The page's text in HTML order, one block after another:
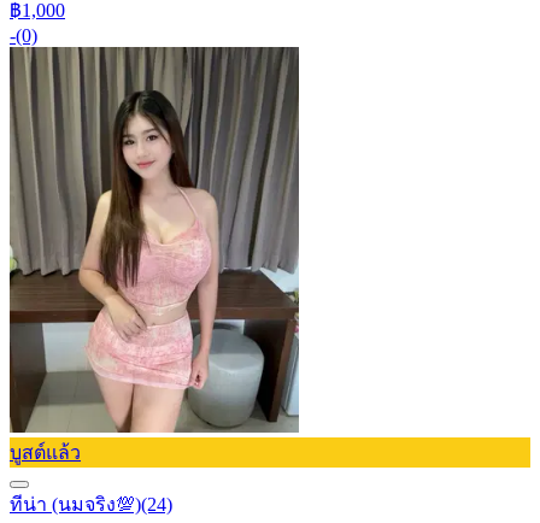
฿1,000
-(0)
บูสต์แล้ว
ทีน่า (นมจริง💯)(24)